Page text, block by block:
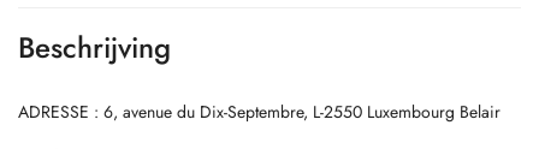
Beschrijving
ADRESSE : 6, avenue du Dix-Septembre, L-2550 Luxembourg Belair